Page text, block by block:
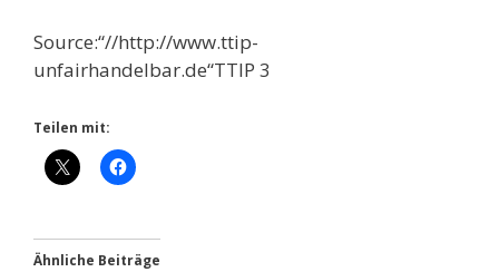
Source:“//http://www.ttip-
unfairhandelbar.de“TTIP 3
Teilen mit:
Ähnliche Beiträge